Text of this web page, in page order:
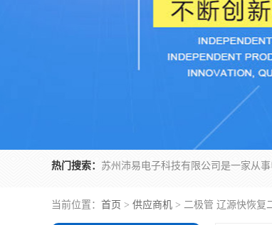
热门搜索：
当前位置： 首页 > 供应商机 > 二极管 辽源快恢复